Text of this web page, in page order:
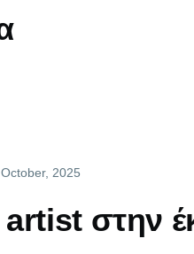
October, 2025
στην